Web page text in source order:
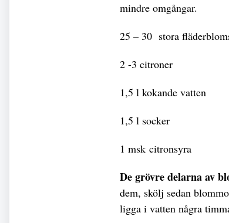
mindre omgångar.
25 – 30 stora
2 -3 citroner
1,5 l kokande vatten
1,5 l socker
1 msk citronsyra
De grövre delarna av
dem, skölj sedan
ligga i vatten några